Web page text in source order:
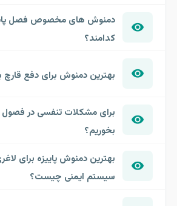
دمنوش های مخصوص فصل
کدامند؟
بهترین دمنوش برای دفع
برای مشکلات تنفسی در فصول
بخوریم؟
بهترین دمنوش پاییزه برای
سیستم ایمنی چیست؟